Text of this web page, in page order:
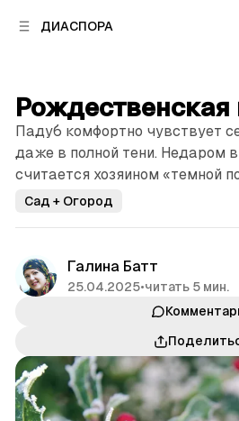
ДИАСПОРА
Падуб комфортно чувствует
даже в полной тени. Недаром
считается хозяином «темной
Сад + Огород
Галина Батт
25.04.2025•читать 5 мин.